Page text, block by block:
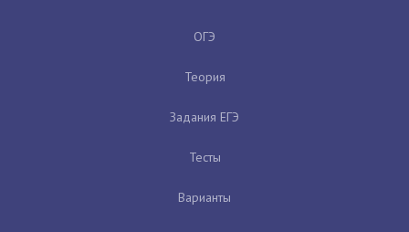
ОГЭ
Теория
Задания ЕГЭ
Тесты
Варианты